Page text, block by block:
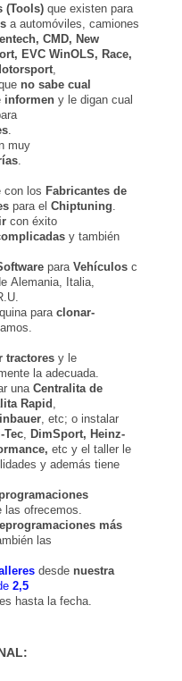
(Tools) que existen para
a automóviles, camiones
CMD, New
EVC WinOLS, Race,
no sabe cual
informen y le digan cual
muy
con los Fabricantes de
para el Chiptuning
con éxito
y también
para Vehículos c
Alemania, Italia,
para clonar-
tractores y le
la adecuada.
una Centralita de
Rapid
, etc; o instalar
Tec
DimSport, Heinz-
etc y el taller le
y además tiene
ofrecemos.
más
las
desde nuestra
2,5
hasta la fecha.